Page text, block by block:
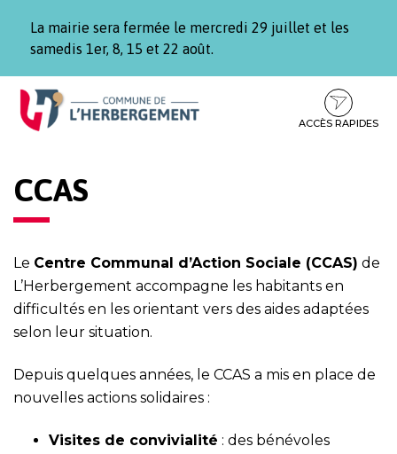
La mairie sera fermée le mercredi 29 juillet et les
samedis 1er, 8, 15 et 22 août.
Aller
Aller
contenu
Aller
pied
ACCÈS RAPIDES
CCAS
Le Centre Communal d’Action Sociale (CCAS) de
L’Herbergement accompagne les habitants en
difficultés en les orientant vers des aides adaptées
selon leur situation.
Depuis quelques années, le CCAS a mis en place de
nouvelles actions solidaires :
Visites de convivialité : des bénévoles